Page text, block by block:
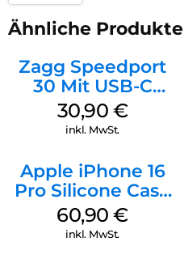
Ähnliche Produkte
Zagg Speedport
30 Mit USB-C
Kabel Weiß
30,90 €
inkl. MwSt.
Apple iPhone 16
Pro Silicone Case
MagSafe Stone
Gray
60,90€
inkl. MwSt.